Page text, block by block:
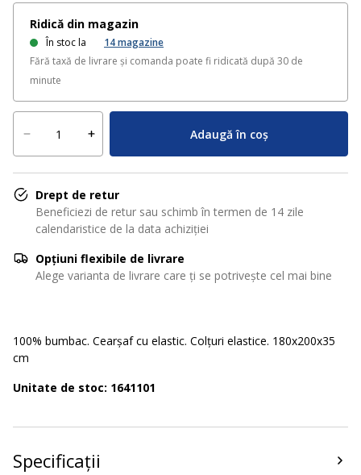
Ridică din magazin
În stoc la 14magazine
Fără taxă de livrare și comanda poate fi ridicată după 30 de
minute
Adaugă în coș
Drept de retur
Beneficiezi de retur sau schimb în termen de 14 zile
calendaristice de la data achiziției
Opțiuni flexibile de livrare
Alege varianta de livrare care ți se potrivește cel mai bine
100% bumbac. Cearșaf cu elastic. Colțuri elastice. 180x200x35
cm
Unitate de stoc: 1641101
Specificații